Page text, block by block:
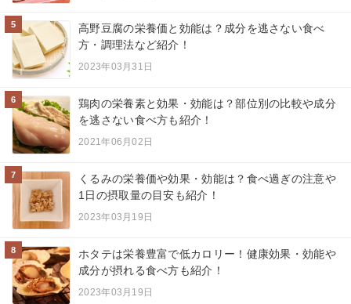
5
高野豆腐の栄養価と効能は？成分を逃さない食べ
方・調理法など紹介！
2023年03月31日
6
鶏肉の栄養素と効果・効能は？部位別の比較や成分
を逃さない食べ方も紹介！
2021年06月02日
7
くるみの栄養価や効果・効能は？食べ過ぎの注意や
1日の摂取量の目安も紹介！
2023年03月19日
8
ホタテは栄養豊富で低カロリー！健康効果・効能や
成分が摂れる食べ方も紹介！
2023年03月19日